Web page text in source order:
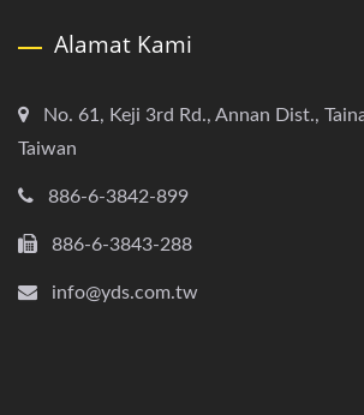
Alamat Kami
No. 61, Keji 3rd Rd., Annan Dist.,
Taiwan
886-6-3842-899
886-6-3843-288
info@yds.com.tw